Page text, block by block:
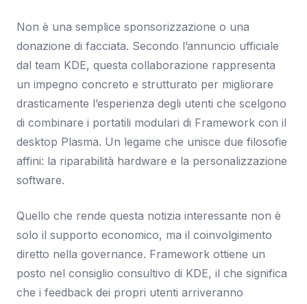
Non è una semplice sponsorizzazione o una
donazione di facciata. Secondo l’annuncio ufficiale
dal team KDE, questa collaborazione rappresenta
un impegno concreto e strutturato per migliorare
drasticamente l’esperienza degli utenti che scelgono
di combinare i portatili modulari di Framework con il
desktop Plasma. Un legame che unisce due filosofie
affini: la riparabilità hardware e la personalizzazione
software.
Quello che rende questa notizia interessante non è
solo il supporto economico, ma il coinvolgimento
diretto nella governance. Framework ottiene un
posto nel consiglio consultivo di KDE, il che significa
che i feedback dei propri utenti arriveranno